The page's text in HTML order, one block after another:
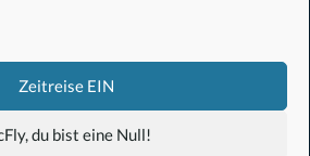
Zeitreise EIN
du bist eine Null!